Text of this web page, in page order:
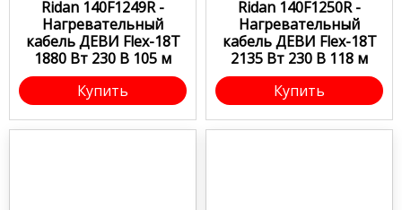
Ridan 140F1249R -
Нагревательный
кабель ДЕВИ Flex-18T
1880 Вт 230 В 105 м
Купить
Ridan 140F1250R -
Нагревательный
кабель ДЕВИ Flex-18T
2135 Вт 230 В 118 м
Купить